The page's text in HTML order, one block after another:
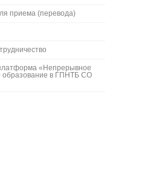
приема (перевода)
«Непрерывное
образование в ГПНТБ СО